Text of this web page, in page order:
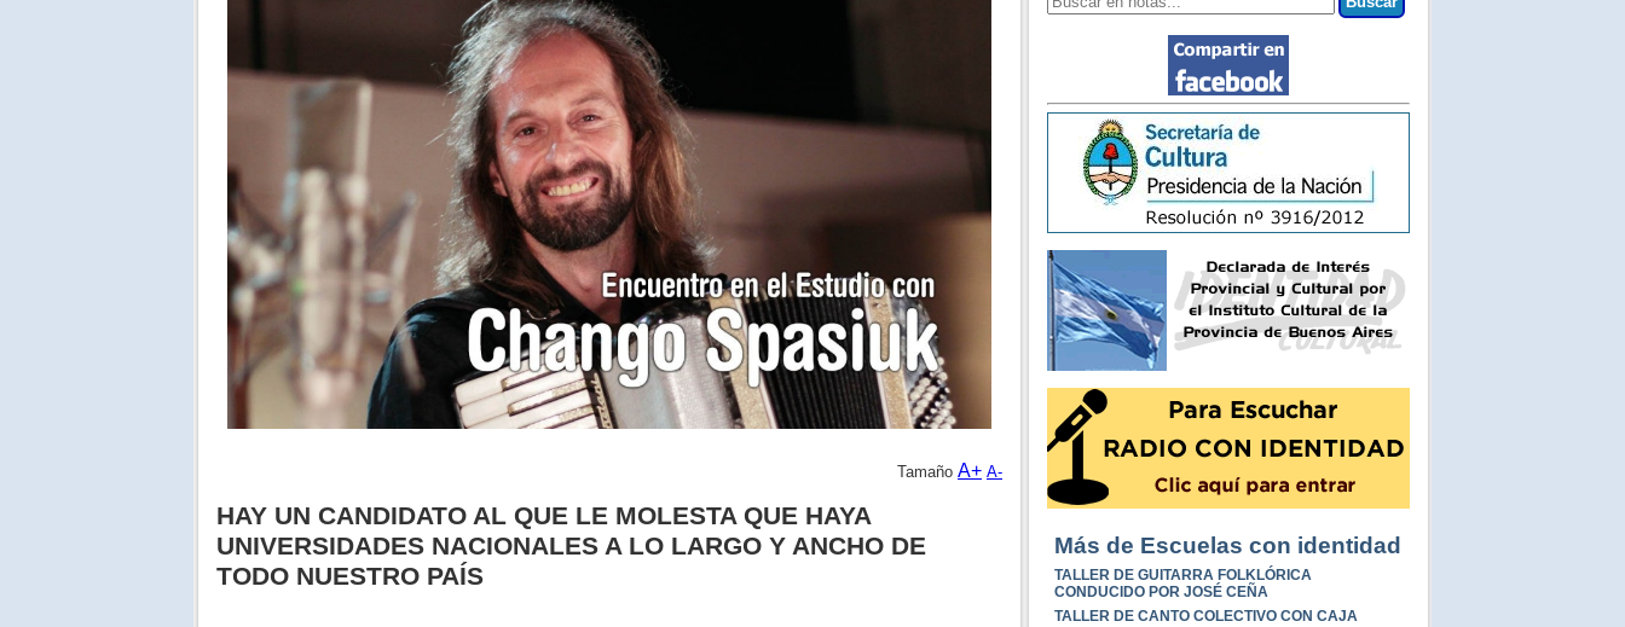
Tamaño A+ A-
HAY UN CANDIDATO AL QUE LE MOLESTA QUE HAYA
UNIVERSIDADES NACIONALES A LO LARGO Y ANCHO DE
TODO NUESTRO PAÍS
Más de Escuelas con identidad
TALLER DE GUITARRA FOLKLÓRICA
CONDUCIDO POR JOSÉ CEÑA
TALLER DE CANTO COLECTIVO CON CAJA